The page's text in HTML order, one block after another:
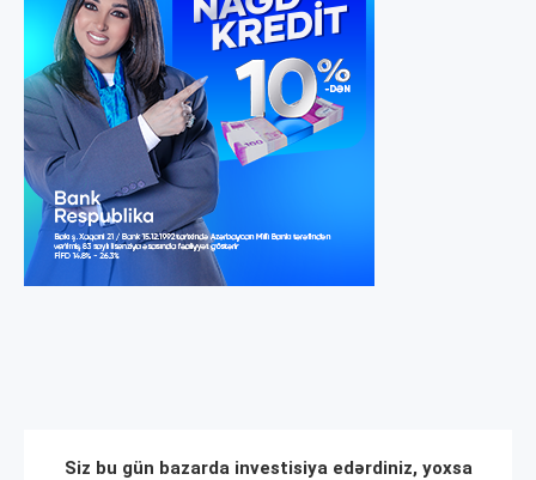
Siz bu gün bazarda investisiya edərdiniz, yoxsa